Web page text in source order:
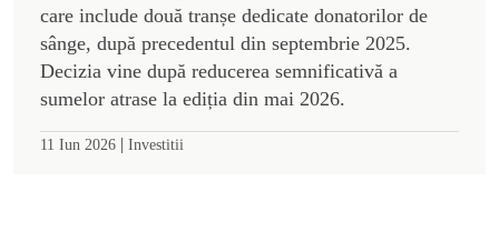
care include două tranșe dedicate donatorilor de
sânge, după precedentul din septembrie 2025.
Decizia vine după reducerea semnificativă a
sumelor atrase la ediția din mai 2026.
11 Iun 2026 | Investitii